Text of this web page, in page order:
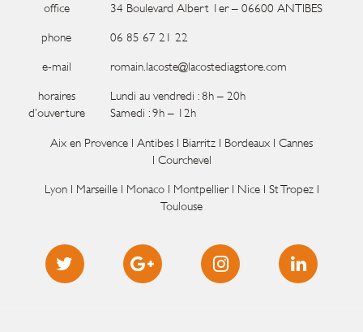
office
phone
e-mail
horaires
d’ouverture
34 Boulevard Albert 1er – 06600 ANTIBES
06 85 67 21 22
romain.lacoste@lacostediagstore.com
Lundi au vendredi : 8h – 20h
Samedi : 9h – 12h
Aix en Provence I Antibes I Biarritz I Bordeaux I Cannes
I Courchevel
Lyon I Marseille I Monaco I Montpellier I Nice I St Tropez I
Toulouse